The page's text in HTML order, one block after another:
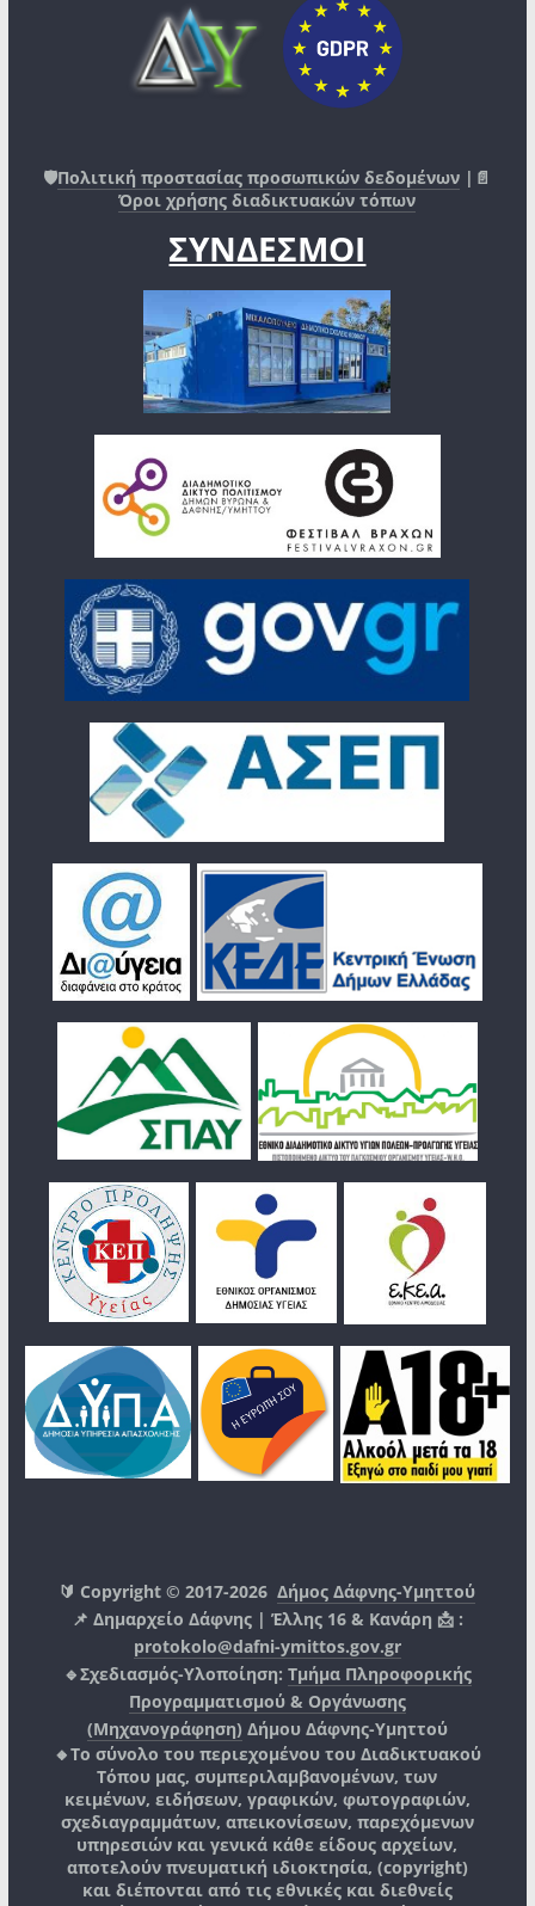
🛡️Πολιτική προστασίας προσωπικών δεδομένων |📄
Όροι χρήσης διαδικτυακών τόπων
ΣΥΝΔΕΣΜΟΙ
🔰 Copyright © 2017-2026Δήμος Δάφνης-Υμηττού
📌 Δημαρχείο Δάφνης | Έλλης 16 & Κανάρη 📩 :
protokolo@dafni-ymittos.gov.gr
🔹Σχεδιασμός-Υλοποίηση: Τμήμα Πληροφορικής
Προγραμματισμού & Οργάνωσης
(Μηχανογράφηση) Δήμου Δάφνης-Υμηττού
🔸Το σύνολο του περιεχομένου του Διαδικτυακού
Τόπου μας, συμπεριλαμβανομένων, των
κειμένων, ειδήσεων, γραφικών, φωτογραφιών,
σχεδιαγραμμάτων, απεικονίσεων, παρεχόμενων
υπηρεσιών και γενικά κάθε είδους αρχείων,
αποτελούν πνευματική ιδιοκτησία, (copyright)
και διέπονται από τις εθνικές και διεθνείς